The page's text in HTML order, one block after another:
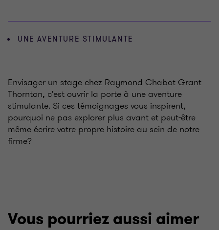
UNE AVENTURE STIMULANTE
Envisager un stage chez Raymond Chabot Grant
Thornton, c'est ouvrir la porte à une aventure
stimulante. Si ces témoignages vous inspirent,
pourquoi ne pas explorer plus avant et peut-être
même écrire votre propre histoire au sein de notre
firme?
Vous pourriez aussi aimer